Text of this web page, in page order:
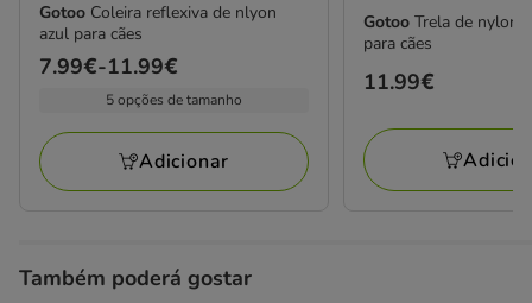
Gotoo Coleira reflexiva de nlyon
azul para cães
Preço
a
11.99€
7.99€-11.99€
5 opções de tamanho
Adicionar
GotooTrela de nylon
para cães
Preço
11.99€
Também poderá gostar